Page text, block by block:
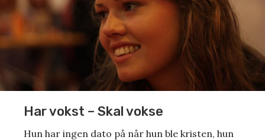
Har vokst – Skal vokse
Hun har ingen dato på når hun ble kristen, hun